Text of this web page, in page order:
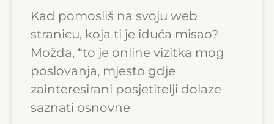
Kad pomosliš na svoju web
stranicu, koja ti je iduća misao?
Možda, “to je online vizitka mog
poslovanja, mjesto gdje
zainteresirani posjetitelji dolaze
saznati osnovne